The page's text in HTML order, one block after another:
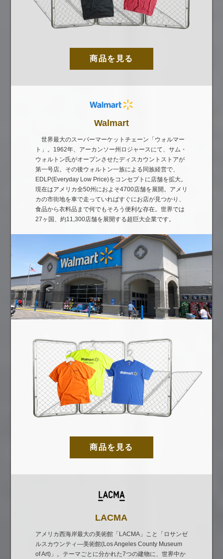
商品を見る
Walmart
世界最大のスーパーマーケットチェーン「ウォルマー
ト」。1962年、アーカンソー州ロジャースにて、サム・
ウォルトン氏がオープンさせたディスカウントストアが
第一号店。その後ウォルトン一族による同族経営で、
EDLP(Everyday Low Price)をコンセプトに店舗を拡大。
現在はアメリカ全50州におよそ4700店舗を展開。アメリ
カの市街地を車で走っていればすぐにお店が見つかり、
食品から衣料品まで何でもそろう便利な存在。世界では
27ヶ国、約11,300店舗を展開する超巨大企業です。
商品を見る
LACMA
アメリカ西海岸最大の美術館「LACMA」こと「ロサンゼ
ルスカウンティ―美術館(Los Angeles County Museum
of Art)」。テーマごとに分かれた7つの建物に、世界中か